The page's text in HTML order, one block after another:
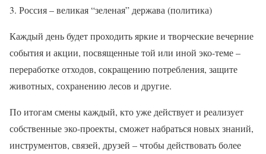
Россия – великая “зеленая” держава (политика)
Каждый день будет проходить яркие и творческие вечерние
события и акции, посвященные той или иной эко-теме –
переработке отходов, сокращению потребления, защите
животных, сохранению лесов и другие.
По итогам смены каждый, кто уже действует и реализует
собственные эко-проекты, сможет набраться новых знаний,
инструментов, связей, друзей – чтобы действовать более